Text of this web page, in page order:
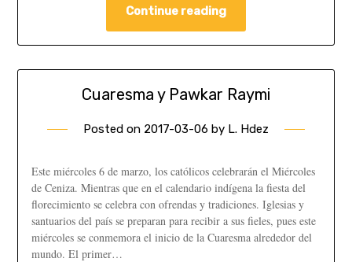
Continue reading
Cuaresma y Pawkar Raymi
Posted on 2017-03-06 by L. Hdez
Este miércoles 6 de marzo, los católicos celebrarán el Miércoles
de Ceniza. Mientras que en el calendario indígena la fiesta del
florecimiento se celebra con ofrendas y tradiciones. Iglesias y
santuarios del país se preparan para recibir a sus fieles, pues este
miércoles se conmemora el inicio de la Cuaresma alrededor del
mundo. El primer…